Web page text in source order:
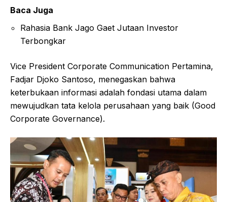
Baca Juga
Rahasia Bank Jago Gaet Jutaan Investor
Terbongkar
Vice President Corporate Communication Pertamina,
Fadjar Djoko Santoso, menegaskan bahwa
keterbukaan informasi adalah fondasi utama dalam
mewujudkan tata kelola perusahaan yang baik (Good
Corporate Governance).